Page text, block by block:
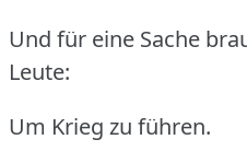
Und für eine Sache
Leute:
Um Krieg zu führen.